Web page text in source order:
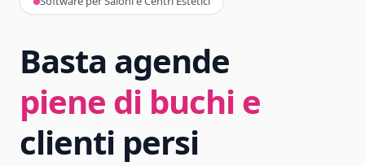
Basta agende
piene di buchi e
clienti persi